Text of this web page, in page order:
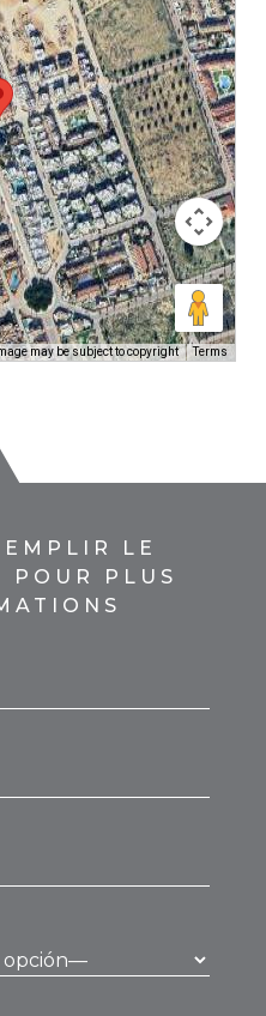
may be subject to copyright Terms
LE
POUR PLUS